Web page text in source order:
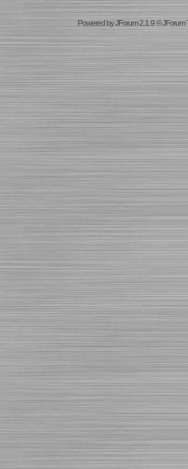
Powered byJForum 2.1.9©JForum